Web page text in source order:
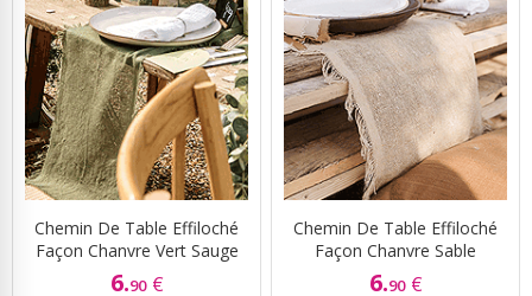
Chemin De Table Effiloché
Façon Chanvre Vert Sauge
6.90 €
Chemin De Table Effiloché
Façon Chanvre Sable
6.90 €